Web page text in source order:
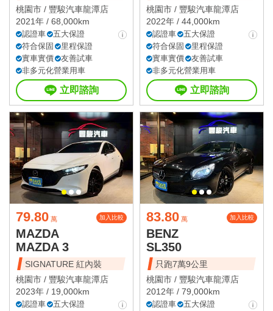
桃園市 / 豐駿汽車龍潭店
2021年 / 68,000km
認證車
五大保證
符合保固
里程保證
實車實價
友善試車
非多元化營業用車
立即諮詢
桃園市 / 豐駿汽車龍潭店
2022年 / 44,000km
認證車
五大保證
符合保固
里程保證
實車實價
友善試車
非多元化營業用車
立即諮詢
79.80 萬 加入比較
MAZDA
MAZDA 3
SIGNATURE 紅內裝
桃園市 / 豐駿汽車龍潭店
2023年 / 19,000km
認證車
五大保證
83.80 萬 加入比較
BENZ
SL350
只跑7萬9公里
桃園市 / 豐駿汽車龍潭店
2012年 / 79,000km
認證車
五大保證